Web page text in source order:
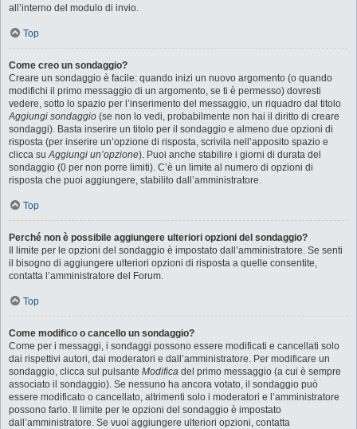
all’interno del modulo di invio.
Top
Come creo un sondaggio?
Creare un sondaggio è facile: quando inizi un nuovo argomento (o quando
modifichi il primo messaggio di un argomento, se ti è permesso) dovresti
vedere, sotto lo spazio per l’inserimento del messaggio, un riquadro dal titolo
Aggiungi sondaggio (se non lo vedi, probabilmente non hai il diritto di creare
sondaggi). Basta inserire un titolo per il sondaggio e almeno due opzioni di
risposta (per inserire un’opzione di risposta, scrivila nell’apposito spazio e
clicca suAggiungi un’opzione). Puoi anche stabilire i giorni di durata del
sondaggio (0 per non porre limiti). C’è un limite al numero di opzioni di
risposta che puoi aggiungere, stabilito dall’amministratore.
Top
Perché non è possibile aggiungere ulteriori opzioni del sondaggio?
Il limite per le opzioni del sondaggio è impostato dall’amministratore. Se senti
il bisogno di aggiungere ulteriori opzioni di risposta a quelle consentite,
contatta l’amministratore del Forum.
Top
Come modifico o cancello un sondaggio?
Come per i messaggi, i sondaggi possono essere modificati e cancellati solo
dai rispettivi autori, dai moderatori e dall’amministratore. Per modificare un
sondaggio, clicca sul pulsante Modifica del primo messaggio (a cui è sempre
associato il sondaggio). Se nessuno ha ancora votato, il sondaggio può
essere modificato o cancellato, altrimenti solo i moderatori e l’amministratore
possono farlo. Il limite per le opzioni del sondaggio è impostato
dall’amministratore. Se vuoi aggiungere ulteriori opzioni, contatta